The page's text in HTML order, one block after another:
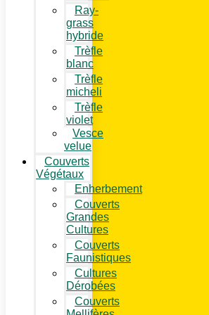
Ray-
grass
hybride
Trèfle
blanc
Trèfle
micheli
Trèfle
violet
Vesce
velue
Couverts
Végétaux
Enherbement
Couverts
Grandes
Cultures
Couverts
Faunistiques
Cultures
Dérobées
Couverts